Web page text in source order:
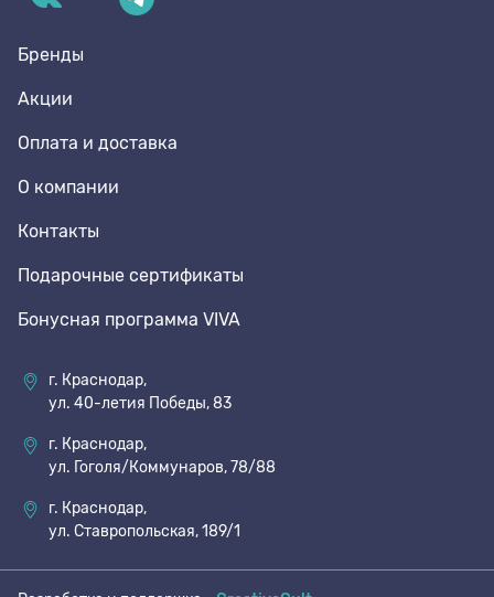
Бренды
Акции
Оплата и доставка
О компании
Контакты
Подарочные сертификаты
Бонусная программа VIVA
г. Краснодар,
ул. 40-летия Победы, 83
г. Краснодар,
ул. Гоголя/Коммунаров, 78/88
г. Краснодар,
ул. Ставропольская, 189/1